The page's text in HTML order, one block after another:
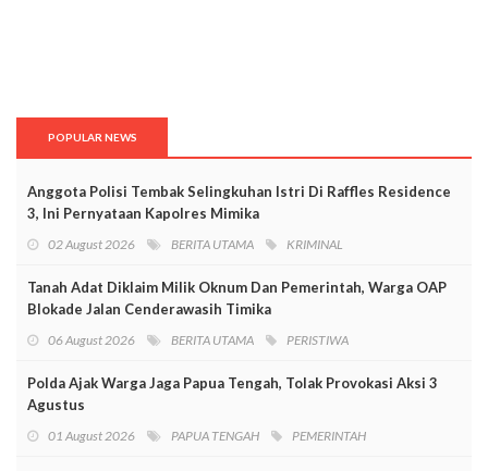
POPULAR NEWS
Anggota Polisi Tembak Selingkuhan Istri Di Raffles Residence
3, Ini Pernyataan Kapolres Mimika
02 August 2026 BERITA UTAMA KRIMINAL
Tanah Adat Diklaim Milik Oknum Dan Pemerintah, Warga OAP
Blokade Jalan Cenderawasih Timika
06 August 2026 BERITA UTAMA PERISTIWA
Polda Ajak Warga Jaga Papua Tengah, Tolak Provokasi Aksi 3
Agustus
01 August 2026 PAPUA TENGAH PEMERINTAH